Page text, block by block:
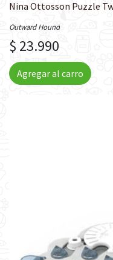
Nina Ottosson Puzzle
Outward Hound
$ 23.990
Agregar al carro